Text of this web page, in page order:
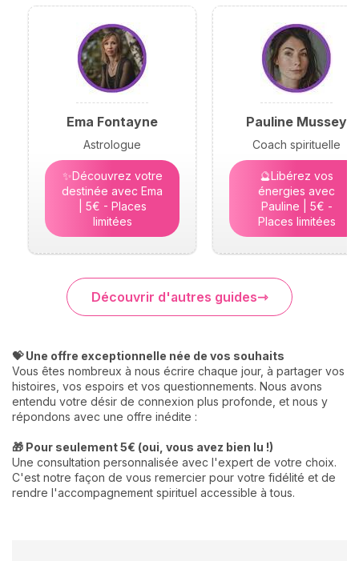
Ema Fontayne
Astrologue
✨Découvrez votre
destinée avec Ema
| 5€ - Places
limitées
Pauline Mussey
Coach spirituelle
🔮Libérez vos
énergies avec
Pauline | 5€ -
Places limitées
Découvrir d'autres guides
💝 Une offre exceptionnelle née de vos souhaits
Vous êtes nombreux à nous écrire chaque jour, à partager vos
histoires, vos espoirs et vos questionnements. Nous avons
entendu votre désir de connexion plus profonde, et nous y
répondons avec une offre inédite :
🎁 Pour seulement 5€ (oui, vous avez bien lu !)
Une consultation personnalisée avec l'expert de votre choix.
C'est notre façon de vous remercier pour votre fidélité et de
rendre l'accompagnement spirituel accessible à tous.